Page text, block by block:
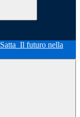
Il futuro nella